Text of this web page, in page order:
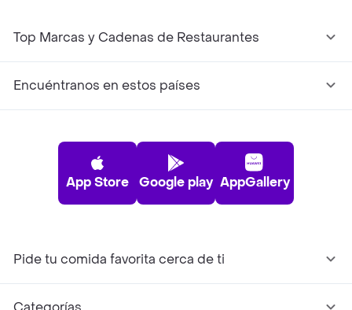
Top Marcas y Cadenas de Restaurantes
Encuéntranos en estos países
App Store Google play AppGallery
Pide tu comida favorita cerca de ti